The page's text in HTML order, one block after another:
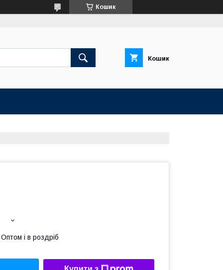
Кошик
Кошик
Оптом і в роздріб